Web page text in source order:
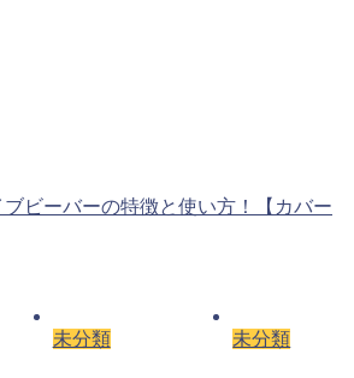
ブビーバーの特徴と使い方！【カバー